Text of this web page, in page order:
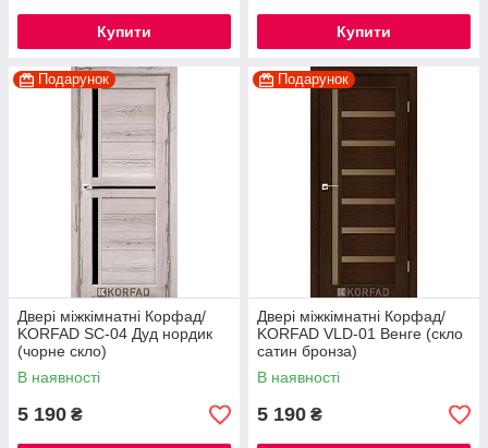
Купити Купити
Подарунок
Двері міжкімнатні Корфад/
KORFAD SC-04 Дуд нордик
(чорне скло)
В наявності
5 190 ₴
Подарунок
Двері міжкімнатні Корфад/
KORFAD VLD-01 Венге (скло
сатин бронза)
В наявності
5 190 ₴